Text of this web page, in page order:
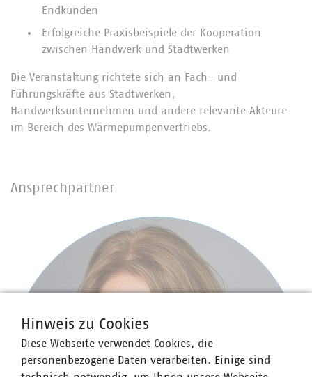
Endkunden
Erfolgreiche Praxisbeispiele der Kooperation
zwischen Handwerk und Stadtwerken
Die Veranstaltung richtete sich an Fach- und
Führungskräfte aus Stadtwerken,
Handwerksunternehmen und andere relevante Akteure
im Bereich des Wärmepumpenvertriebs.
Ansprechpartner
Hinweis zu Cookies
Diese Webseite verwendet Cookies, die
personenbezogene Daten verarbeiten. Einige sind